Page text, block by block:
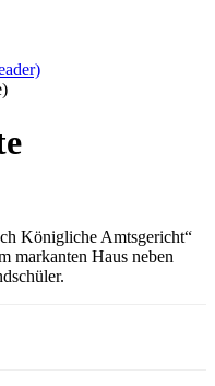
Königliche Amtsgericht“
markanten Haus neben